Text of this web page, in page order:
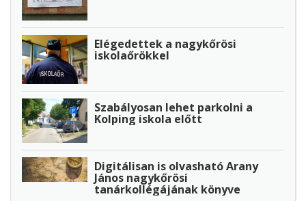
Elégedettek a nagykőrösi
iskolaőrökkel
Szabályosan lehet parkolni a
Kolping iskola előtt
Digitálisan is olvasható Arany
János nagykőrösi
tanárkollégájának könyve